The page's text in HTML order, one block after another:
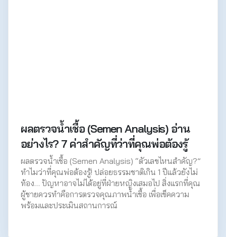
ผลตรวจน้ำเชื้อ (Semen Analysis) อ่าน
อย่างไร? 7 ค่าสำคัญที่ว่าที่คุณพ่อต้องรู้
ผลตรวจน้ำเชื้อ (Semen Analysis) “ตัวเลขไหนสำคัญ?”
ทำไมว่าที่คุณพ่อต้องรู้! ปล่อยธรรมชาติเกิน 1 ปีแล้วยังไม่
ท้อง… ปัญหาอาจไม่ได้อยู่ที่ฝ่ายหญิงเสมอไป สิ่งแรกที่คุณ
ผู้ชายควรทำคือการตรวจคุณภาพน้ำเชื้อ เพื่อเช็คความ
พร้อมและประเมินสถานการณ์